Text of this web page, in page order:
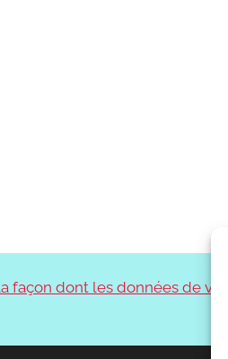
façon dont les données de vos